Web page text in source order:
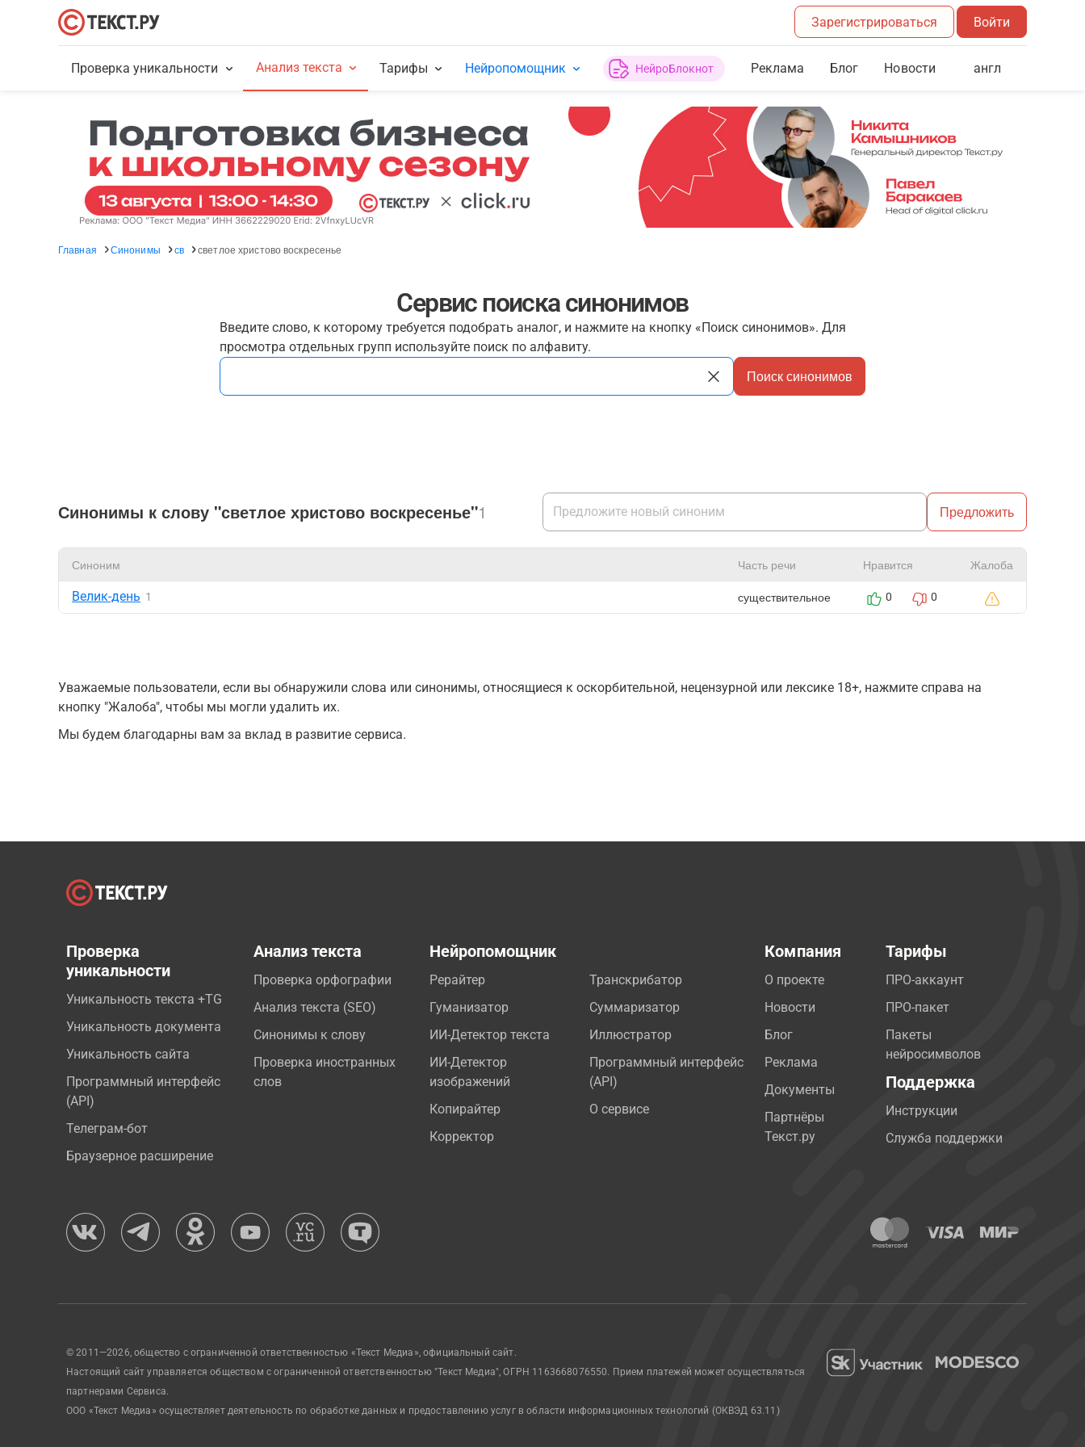
Зарегистрироваться Войти
Проверка уникальности Анализ текста Тарифы Нейропомощник НейроБлокнот Реклама Блог Новости англ
Главная Синонимы св светлое христово воскресенье
Сервис поиска синонимов
Введите слово, к которому требуется подобрать аналог, и нажмите на кнопку «Поиск синонимов». Для
просмотра отдельных групп используйте поиск по алфавиту.
Поиск синонимов
Синонимы к слову "светлое христово воскресенье"1 Предложить
Синоним Часть речи Нравится Жалоба
Велик-день 1 существительное 0 0
Уважаемые пользователи, если вы обнаружили слова или синонимы, относящиеся к оскорбительной, нецензурной или лексике 18+, нажмите справа на
кнопку "Жалоба", чтобы мы могли удалить их.
Мы будем благодарны вам за вклад в развитие сервиса.
Проверка
уникальности
Уникальность текста +TG
Уникальность документа
Уникальность сайта
Программный интерфейс
(API)
Телеграм-бот
Браузерное расширение
Анализ текста
Проверка орфографии
Анализ текста (SEO)
Синонимы к слову
Проверка иностранных
слов
Нейропомощник
Рерайтер
Гуманизатор
ИИ-Детектор текста
ИИ-Детектор
изображений
Копирайтер
Корректор
Транскрибатор
Суммаризатор
Иллюстратор
Программный интерфейс
(API)
О сервисе
Компания
О проекте
Новости
Блог
Реклама
Документы
Партнёры
Текст.ру
Тарифы
ПРО-аккаунт
ПРО-пакет
Пакеты
нейросимволов
Поддержка
Инструкции
Служба поддержки
© 2011—2026, общество с ограниченной ответственностью «Текст Медиа», официальный сайт.
Настоящий сайт управляется обществом с ограниченной ответственностью "Текст Медиа", ОГРН 1163668076550. Прием платежей может осуществляться
партнерами Сервиса.
ООО «Текст Медиа» осуществляет деятельность по обработке данных и предоставлению услуг в области информационных технологий (ОКВЭД 63.11)